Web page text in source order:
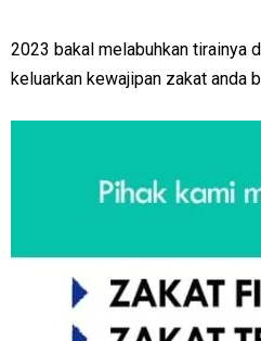
2023 bakal melabuhkan tirainya
keluarkan kewajipan zakat anda